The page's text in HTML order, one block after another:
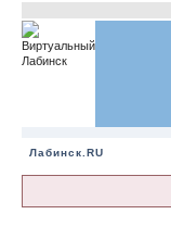
Лабинск.RU